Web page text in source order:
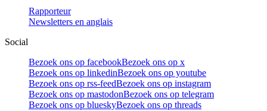
Rapporteur
Newsletters en anglais
Social
Bezoek ons op facebookBezoek ons op x
Bezoek ons op linkedinBezoek ons op youtube
Bezoek ons op rss-feedBezoek ons op instagram
Bezoek ons op mastodonBezoek ons op telegram
Bezoek ons op blueskyBezoek ons op threads